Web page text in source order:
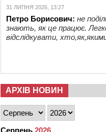
31 ЛИПНЯ 2026, 13:27
Петро Борисович: не
знають, як це працює.
відслідкувати,
АРХІВ НОВИН
Серпень 2026